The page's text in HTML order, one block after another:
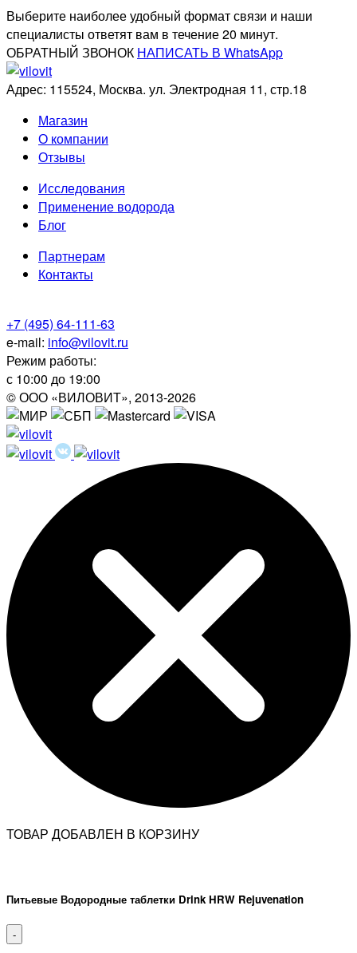
Выберите наиболее удобный формат связи и наши
специалисты ответят вам в течение 20 минут.
ОБРАТНЫЙ ЗВОНОК НАПИСАТЬ В WhatsApp
Адрес: 115524, Москва. ул. Электродная 11, стр.18
Магазин
О компании
Отзывы
Исследования
Применение водорода
Блог
Партнерам
Контакты
+7 (495) 64-111-63
e-mail: info@vilovit.ru
Режим работы:
с 10:00 до 19:00
© ООО «ВИЛОВИТ», 2013-2026
ТОВАР ДОБАВЛЕН В КОРЗИНУ
Питьевые Водородные таблетки Drink HRW Rejuvenation
-